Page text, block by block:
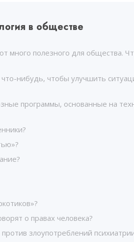
в обществе
много полезного для общества.
нибудь, чтобы улучшить
программы, основанные на
о правах человека?
злоупотреблений